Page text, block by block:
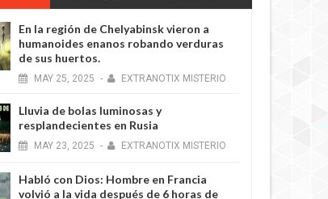
En la región de Chelyabinsk vieron a
humanoides enanos robando verduras
de sus huertos.
MAY 25, 2025 - EXTRANOTIX MISTERIO
Lluvia de bolas luminosas y
resplandecientes en Rusia
MAY 23, 2025 - EXTRANOTIX MISTERIO
Habló con Dios: Hombre en Francia
volvió a la vida después de 6 horas de